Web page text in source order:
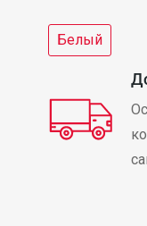
Белый